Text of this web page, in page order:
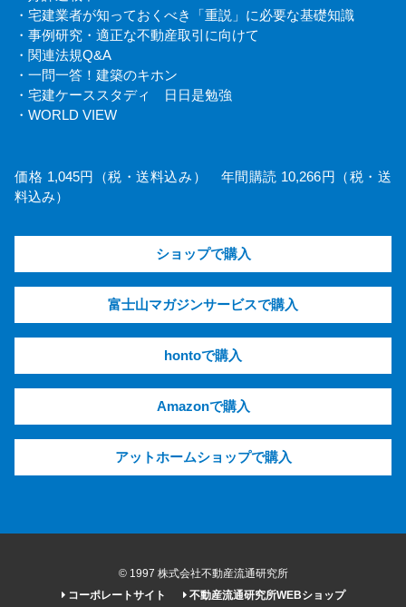
・宅建業者が知っておくべき「重説」に必要な基礎知識
・事例研究・適正な不動産取引に向けて
・関連法規Q&A
・一問一答！建築のキホン
・宅建ケーススタディ 日日是勉強
・WORLD VIEW
価格 1,045円（税・送料込み） 年間購読 10,266円（税・送
料込み）
ショップで購入
富士山マガジンサービスで購入
hontoで購入
Amazonで購入
アットホームショップで購入
© 1997 株式会社不動産流通研究所
コーポレートサイト
不動産流通研究所WEBショップ